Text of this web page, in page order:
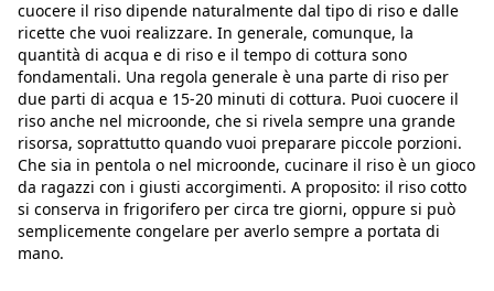
cuocere il riso dipende naturalmente dal tipo di riso e dalle
ricette che vuoi realizzare. In generale, comunque, la
quantità di acqua e di riso e il tempo di cottura sono
fondamentali. Una regola generale è una parte di riso per
due parti di acqua e 15-20 minuti di cottura. Puoi cuocere il
riso anche nel microonde, che si rivela sempre una grande
risorsa, soprattutto quando vuoi preparare piccole porzioni.
Che sia in pentola o nel microonde, cucinare il riso è un gioco
da ragazzi con i giusti accorgimenti. A proposito: il riso cotto
si conserva in frigorifero per circa tre giorni, oppure si può
semplicemente congelare per averlo sempre a portata di
mano.